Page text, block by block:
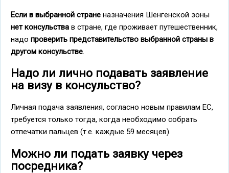
Если в выбранной стране назначения Шенгенской зоны
нет консульства в стране, где проживает путешественник,
надо проверить представительство выбранной страны в
другом консульстве
Надо ли лично подавать заявление
на визу в консульство?
Личная подача заявления, согласно новым правилам ЕС,
требуется только тогда, когда необходимо собрать
отпечатки пальцев (т.е. каждые 59 месяцев).
Можно ли подать заявку через
посредника?